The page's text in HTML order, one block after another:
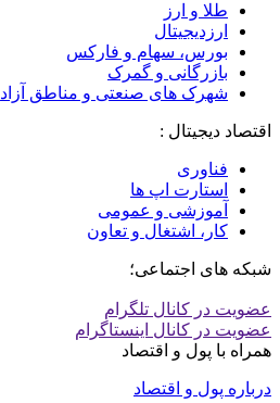
طلا و ارز
ارزدیجیتال
بورس، سهام و فارکس
بازرگانی و گمرک
شهرک های صنعتی و مناطق آزاد
اقتصاد دیجیتال :
فناوری
استارت اپ ها
آموزشی و عمومی
کار، اشتغال و تعاون
شبکه های اجتماعی؛
عضویت در کانال تلگرام
عضویت در کانال اینستاگرام
همراه با پول و اقتصاد
درباره پول و اقتصاد